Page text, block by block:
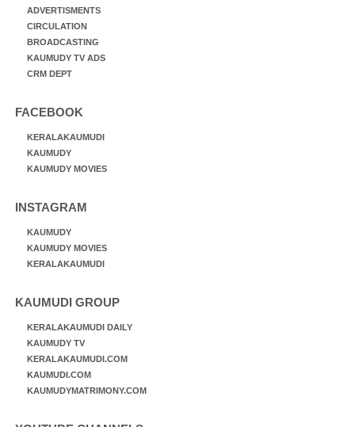
ADVERTISMENTS
CIRCULATION
BROADCASTING
KAUMUDY TV ADS
CRM DEPT
FACEBOOK
KERALAKAUMUDI
KAUMUDY
KAUMUDY MOVIES
INSTAGRAM
KAUMUDY
KAUMUDY MOVIES
KERALAKAUMUDI
KAUMUDI GROUP
KERALAKAUMUDI DAILY
KAUMUDY TV
KERALAKAUMUDI.COM
KAUMUDI.COM
KAUMUDYMATRIMONY.COM